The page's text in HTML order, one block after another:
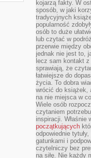
kojarzą fakty. W
sposób, w jaki
tradycyjnych
popularność
osób to duże
lub czytać w
przerwie między
jednak nie jest to,
lecz sam kontakt
sprawiają, że
łatwiejsze do
życia. To dobra
wrócić do książek,
na nie miejsca w
Wiele osób
czytaniem
inspiracji. Właśnie
początkujących
odpowiednie
gatunkami i
czytelniczy bez
na siłę. Nie każdy